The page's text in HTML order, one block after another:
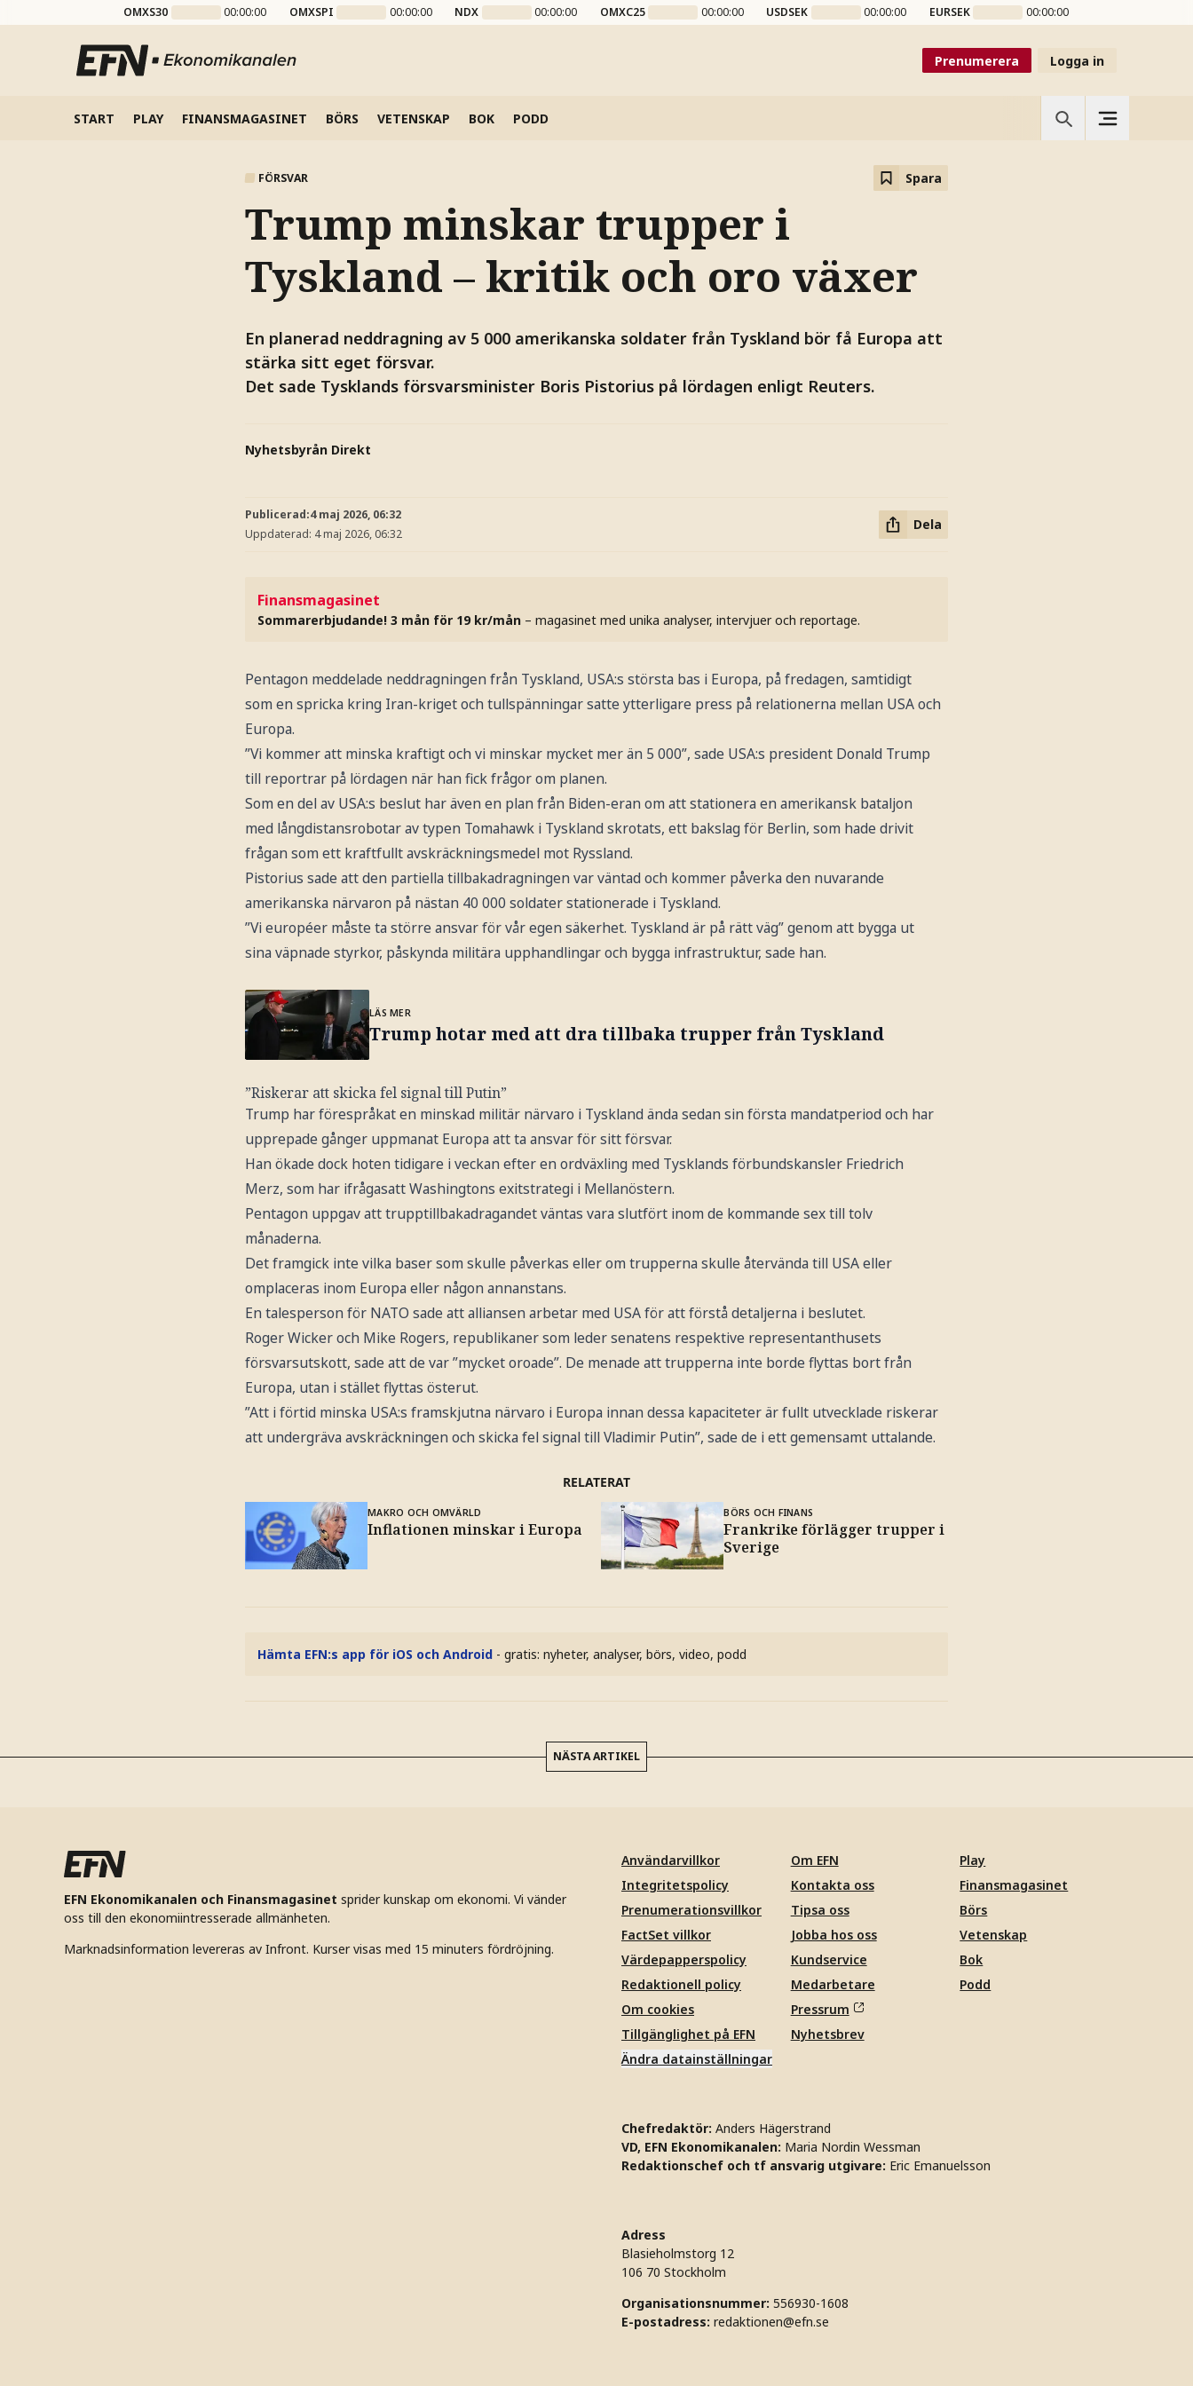
OMXS30 00:00:00 OMXSPI 00:00:00 NDX 00:00:00 OMXC25 00:00:00 USDSEK 00:00:00 EURSEK 00:00:00
Prenumerera Logga in
START PLAY FINANSMAGASINET BÖRS VETENSKAP BOK PODD
FÖRSVAR Spara
Trump minskar trupper i
Tyskland – kritik och oro växer
En planerad neddragning av 5 000 amerikanska soldater från Tyskland bör få Europa att
stärka sitt eget försvar.
Det sade Tysklands försvarsminister Boris Pistorius på lördagen enligt Reuters.
Nyhetsbyrån Direkt
Publicerad:4 maj 2026, 06:32
Uppdaterad: 4 maj 2026, 06:32
Dela
Finansmagasinet
Sommarerbjudande! 3 mån för 19 kr/mån – magasinet med unika analyser, intervjuer och reportage.
Pentagon meddelade neddragningen från Tyskland, USA:s största bas i Europa, på fredagen, samtidigt
som en spricka kring Iran-kriget och tullspänningar satte ytterligare press på relationerna mellan USA och
Europa.
”Vi kommer att minska kraftigt och vi minskar mycket mer än 5 000”, sade USA:s president Donald Trump
till reportrar på lördagen när han fick frågor om planen.
Som en del av USA:s beslut har även en plan från Biden-eran om att stationera en amerikansk bataljon
med långdistansrobotar av typen Tomahawk i Tyskland skrotats, ett bakslag för Berlin, som hade drivit
frågan som ett kraftfullt avskräckningsmedel mot Ryssland.
Pistorius sade att den partiella tillbakadragningen var väntad och kommer påverka den nuvarande
amerikanska närvaron på nästan 40 000 soldater stationerade i Tyskland.
”Vi européer måste ta större ansvar för vår egen säkerhet. Tyskland är på rätt väg” genom att bygga ut
sina väpnade styrkor, påskynda militära upphandlingar och bygga infrastruktur, sade han.
LÄS MER
Trump hotar med att dra tillbaka trupper från Tyskland
”Riskerar att skicka fel signal till Putin”
Trump har förespråkat en minskad militär närvaro i Tyskland ända sedan sin första mandatperiod och har
upprepade gånger uppmanat Europa att ta ansvar för sitt försvar.
Han ökade dock hoten tidigare i veckan efter en ordväxling med Tysklands förbundskansler Friedrich
Merz, som har ifrågasatt Washingtons exitstrategi i Mellanöstern.
Pentagon uppgav att trupptillbakadragandet väntas vara slutfört inom de kommande sex till tolv
månaderna.
Det framgick inte vilka baser som skulle påverkas eller om trupperna skulle återvända till USA eller
omplaceras inom Europa eller någon annanstans.
En talesperson för NATO sade att alliansen arbetar med USA för att förstå detaljerna i beslutet.
Roger Wicker och Mike Rogers, republikaner som leder senatens respektive representanthusets
försvarsutskott, sade att de var ”mycket oroade”. De menade att trupperna inte borde flyttas bort från
Europa, utan i stället flyttas österut.
”Att i förtid minska USA:s framskjutna närvaro i Europa innan dessa kapaciteter är fullt utvecklade riskerar
att undergräva avskräckningen och skicka fel signal till Vladimir Putin”, sade de i ett gemensamt uttalande.
RELATERAT
MAKRO OCH OMVÄRLD
Inflationen minskar i Europa
BÖRS OCH FINANS
Frankrike förlägger trupper i
Sverige
Hämta EFN:s app för iOS och Android - gratis: nyheter, analyser, börs, video, podd
NÄSTA ARTIKEL
EFN Ekonomikanalen och Finansmagasinet sprider kunskap om ekonomi. Vi vänder
oss till den ekonomiintresserade allmänheten.
Marknadsinformation levereras av Infront. Kurser visas med 15 minuters fördröjning.
Användarvillkor
Integritetspolicy
Prenumerationsvillkor
FactSet villkor
Värdepapperspolicy
Redaktionell policy
Om cookies
Tillgänglighet på EFN
Ändra datainställningar
Om EFN
Kontakta oss
Tipsa oss
Jobba hos oss
Kundservice
Medarbetare
Pressrum
Nyhetsbrev
Play
Finansmagasinet
Börs
Vetenskap
Bok
Podd
Chefredaktör: Anders Hägerstrand
VD, EFN Ekonomikanalen: Maria Nordin Wessman
Redaktionschef och tf ansvarig utgivare: Eric Emanuelsson
Adress
Blasieholmstorg 12
106 70 Stockholm
Organisationsnummer: 556930-1608
E-postadress: redaktionen@efn.se